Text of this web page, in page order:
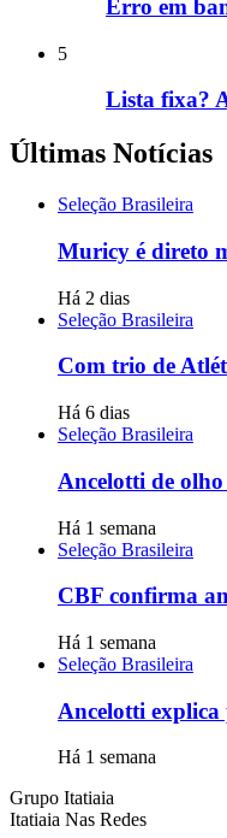
Erro em
5
Lista fixa?
Últimas Notícias
Seleção Brasileira
Muricy é direto
Há 2 dias
Seleção Brasileira
Com trio de
Há 6 dias
Seleção Brasileira
Ancelotti de
Há 1 semana
Seleção Brasileira
CBF confirma
Há 1 semana
Seleção Brasileira
Ancelotti explica
Há 1 semana
Grupo Itatiaia
Itatiaia Nas Redes